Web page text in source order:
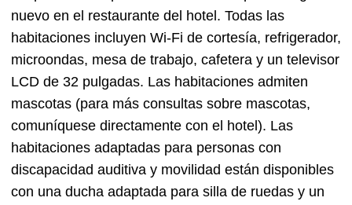
nuevo en el restaurante del hotel. Todas las
habitaciones incluyen Wi-Fi de cortesía, refrigerador,
microondas, mesa de trabajo, cafetera y un televisor
LCD de 32 pulgadas. Las habitaciones admiten
mascotas (para más consultas sobre mascotas,
comuníquese directamente con el hotel). Las
habitaciones adaptadas para personas con
discapacidad auditiva y movilidad están disponibles
con una ducha adaptada para silla de ruedas y un